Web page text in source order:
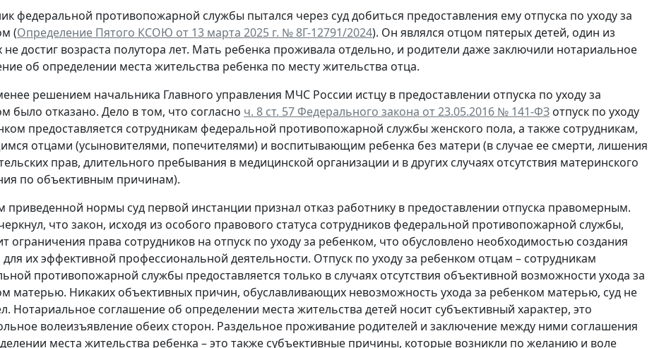
федеральной противопожарной службы пытался через суд добиться предоставления ему отпуска по уходу за
(Определение Пятого КСОЮ от 13 марта 2025 г. № 8Г-12791/2024). Он являлся отцом пятерых детей, один из
не достиг возраста полутора лет. Мать ребенка проживала отдельно, и родители даже заключили нотариальное
об определении места жительства ребенка по месту жительства отца.
решением начальника Главного управления МЧС России истцу в предоставлении отпуска по уходу за
было отказано. Дело в том, что согласно ч. 8 ст. 57 Федерального закона от 23.05.2016 № 141-ФЗ отпуск по уходу
предоставляется сотрудникам федеральной противопожарной службы женского пола, а также сотрудникам,
отцами (усыновителями, попечителями) и воспитывающим ребенка без матери (в случае ее смерти, лишения
прав, длительного пребывания в медицинской организации и в других случаях отсутствия материнского
по объективным причинам).
приведенной нормы суд первой инстанции признал отказ работнику в предоставлении отпуска правомерным.
что закон, исходя из особого правового статуса сотрудников федеральной противопожарной службы,
ограничения права сотрудников на отпуск по уходу за ребенком, что обусловлено необходимостью создания
для их эффективной профессиональной деятельности. Отпуск по уходу за ребенком отцам – сотрудникам
противопожарной службы предоставляется только в случаях отсутствия объективной возможности ухода за
матерью. Никаких объективных причин, обуславливающих невозможность ухода за ребенком матерью, суд не
Нотариальное соглашение об определении места жительства детей носит субъективный характер, это
волеизъявление обеих сторон. Раздельное проживание родителей и заключение между ними соглашения
места жительства ребенка – это также субъективные причины, которые возникли по желанию и воле